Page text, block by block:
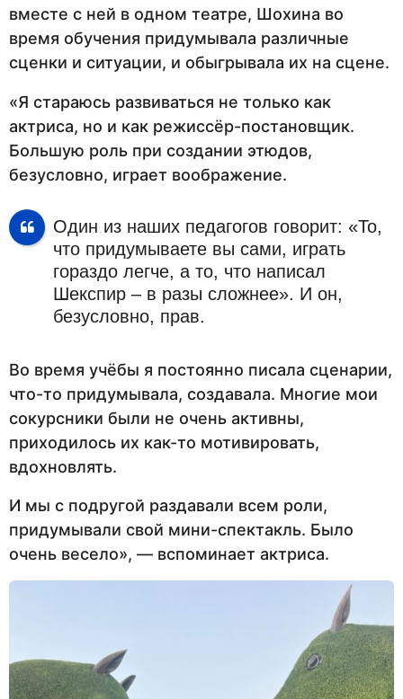
вместе с ней в одном театре, Шохина во
время обучения придумывала различные
сценки и ситуации, и обыгрывала их на сцене.
«Я стараюсь развиваться не только как
актриса, но и как режиссёр-постановщик.
Большую роль при создании этюдов,
безусловно, играет воображение.
Один из наших педагогов говорит: «То,
что придумываете вы сами, играть
гораздо легче, а то, что написал
Шекспир – в разы сложнее». И он,
безусловно, прав.
Во время учёбы я постоянно писала сценарии,
что-то придумывала, создавала. Многие мои
сокурсники были не очень активны,
приходилось их как-то мотивировать,
вдохновлять.
И мы с подругой раздавали всем роли,
придумывали свой мини-спектакль. Было
очень весело», — вспоминает актриса.